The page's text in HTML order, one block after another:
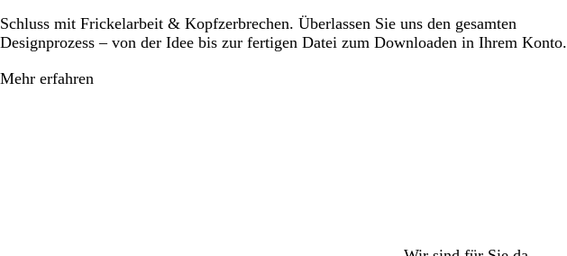
Schluss mit Frickelarbeit & Kopfzerbrechen. Überlassen Sie uns den gesamten
Designprozess – von der Idee bis zur fertigen Datei zum Downloaden in Ihrem Konto.
Mehr erfahren